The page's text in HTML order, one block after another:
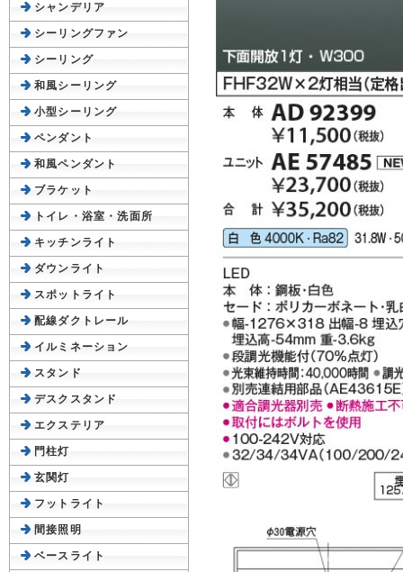
シャンデリア
シーリングファン
シーリング
和風シーリング
小型シーリング
ペンダント
和風ペンダント
ブラケット
トイレ・浴室・洗面所
キッチンライト
ダウンライト
スポットライト
配線ダクトレール
イルミネーション
スタンド
デスクスタンド
エクステリア
門柱灯
玄関灯
フットライト
間接照明
ベースライト